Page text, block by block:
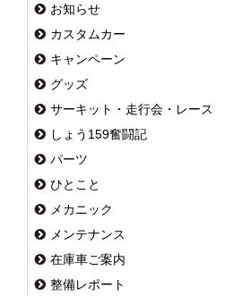
お知らせ
カスタムカー
キャンペーン
グッズ
サーキット・走行会・レース
しょう159奮闘記
パーツ
ひとこと
メカニック
メンテナンス
在庫車ご案内
整備レポート